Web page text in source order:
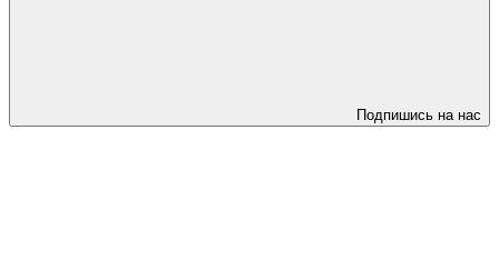
Подпишись на нас